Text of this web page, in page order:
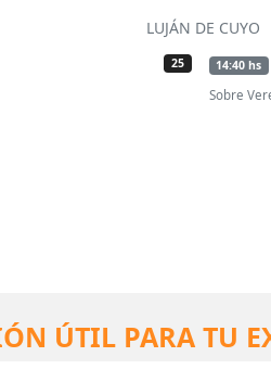
LUJÁN DE CUYO
25 14:40 hs
Sobre
ÚTIL PARA TU